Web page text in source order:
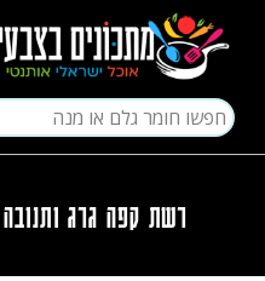
רשת קפה גרג